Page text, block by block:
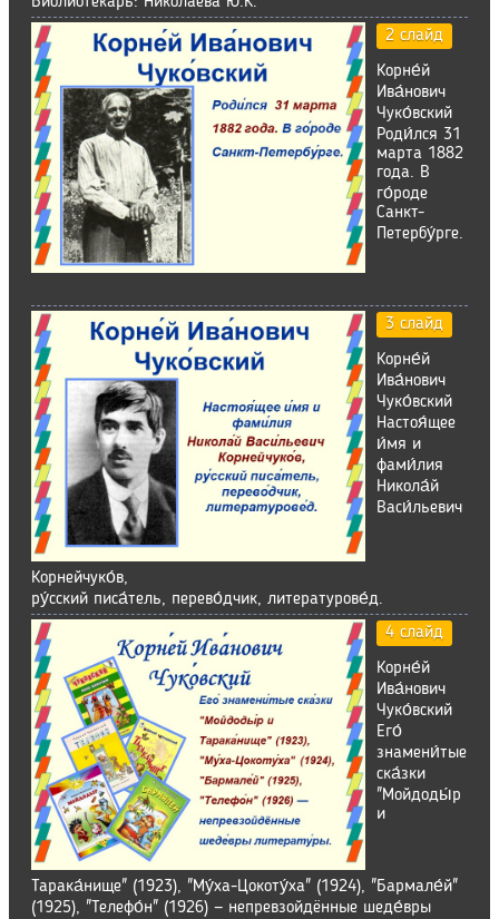
2 слайд
Корне́й
Ива́нович
Чуко́вский
Роди́лся 31
марта 1882
года. В
го́роде
Санкт-
Петербу́рге.
3 слайд
Корне́й
Ива́нович
Чуко́вский
Настоя́щее
и́мя и
фами́лия
Никола́й
Васи́льевич
Корнейчуко́в,
ру́сский писа́тель, перево́дчик, литературове́д.
4 слайд
Корне́й
Ива́нович
Чуко́вский
Его́
знамени́тые
ска́зки
"Мойдоды́р
и
Тарака́нище" (1923), "Му́ха-Цокоту́ха" (1924), "Бармале́й"
(1925), "Телефо́н" (1926) — непревзойдённые шеде́вры